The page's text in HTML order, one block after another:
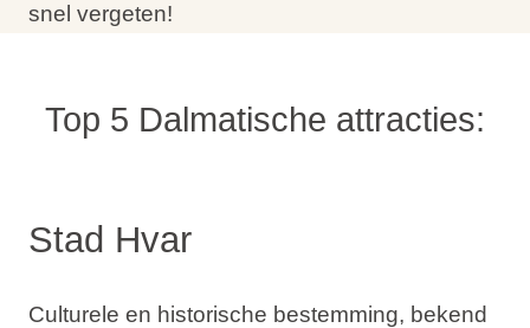
snel vergeten!
Top 5 Dalmatische attracties:
Stad Hvar
Culturele en historische bestemming, bekend